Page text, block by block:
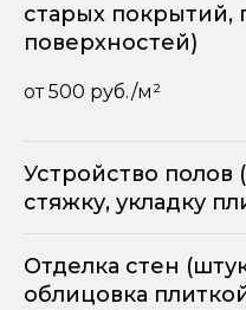
старых покрытий,
поверхностей)
от 500 руб./м²
Устройство полов
стяжку, укладку
Отделка стен
облицовка